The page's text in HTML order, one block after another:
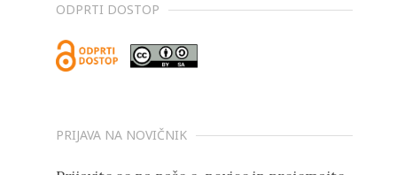
ODPRTI DOSTOP
PRIJAVA NA NOVIČNIK